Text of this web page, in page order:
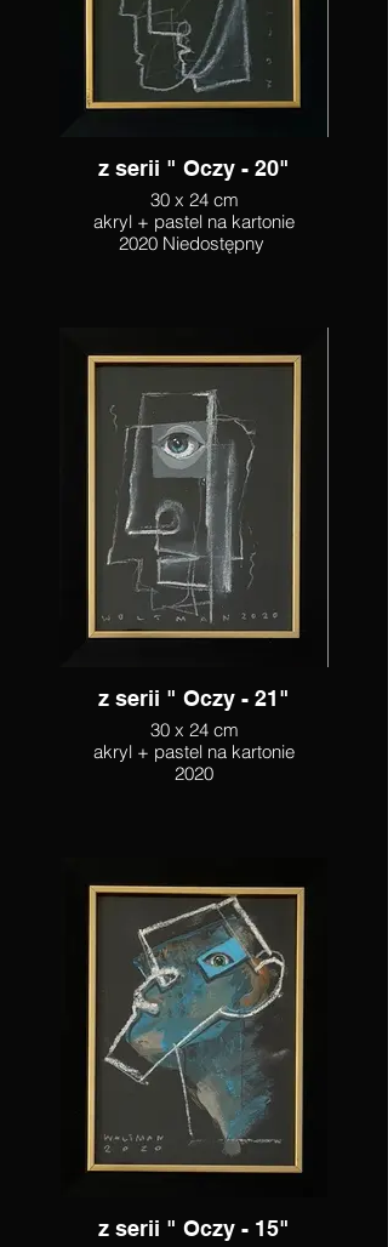
z serii " Oczy - 20"
30 x 24 cm
akryl + pastel na kartonie
2020 Niedostępny
z serii " Oczy - 21"
30 x 24 cm
akryl + pastel na kartonie
2020
z serii " Oczy - 15"